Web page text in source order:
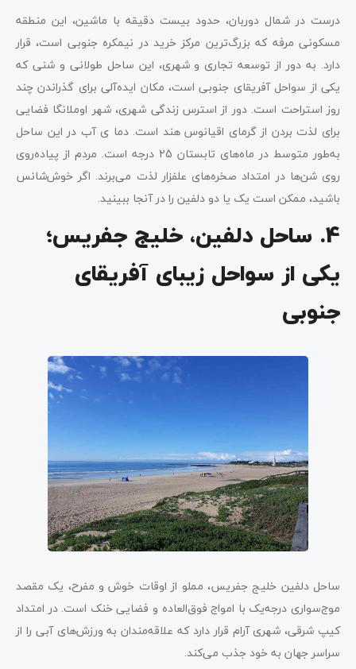
درست در شمال دوربان، حدود بیست دقیقه با ماشین، این منطقه
مسکونی مرفه که بزرگ‌ترین مرکز خرید در نیمکره جنوبی است، قرار
دارد. به دور از توسعه تجاری و شهری، این ساحل طولانی و شنی که
یکی از سواحل آفریقای جنوبی است، مکان ایده‌آلی برای گذراندن چند
روز استراحت است. دور از استرس زندگی شهری، شهر اوملانگا فضایی
برای لذت بردن از گرمای اقیانوس هند است. دما ی آب در این ساحل
به‌طور متوسط در ماه‌های تابستان 25 درجه است. مردم از پیاده‌روی
روی شن‌ها در امتداد صخره‌های علفزار لذت می‌برند. اگر خوش‌شانس
باشید، ممکن است یک یا دو دلفین را در آنجا ببینید.
4. ساحل دلفین، خلیج جفریس؛
یکی از سواحل زیبای آفریقای
جنوبی
ساحل دلفین خلیج جفریس، مملو از اوقات خوش و مفرح، یک مقصد
موج‌سواری درجه‌یک با امواج فوق‌العاده و فضایی خنک است. در امتداد
کیپ شرقی، شهری آرام قرار دارد که علاقه‌مندان به ورزش‌های آبی را از
سراسر جهان به خود جذب می‌کند.